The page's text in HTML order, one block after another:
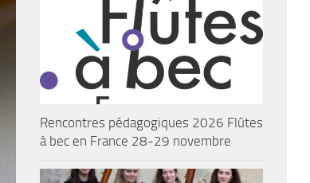
Rencontres pédagogiques 2026 Flûtes
à bec en France 28-29 novembre